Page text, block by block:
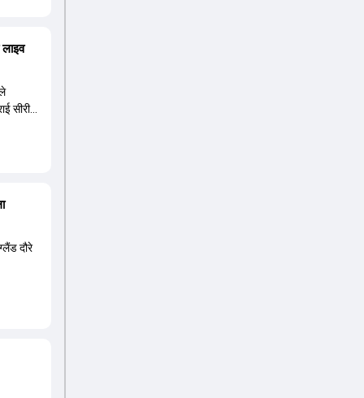
सीरीज
दौरे